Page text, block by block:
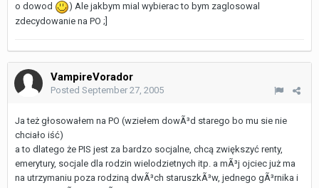
o dowod
) Ale jakbym mial wybierac to bym zaglosowal
zdecydowanie na PO ;]
VampireVorador
Posted September 27, 2005
Ja też głosowałem na PO (wziełem dowÃ³d starego bo mu sie nie
chciało iść)
a to dlatego że PIS jest za bardzo socjalne, chcą zwiększyć renty,
emerytury, socjale dla rodzin wielodzietnych itp. a mÃ³j ojciec już ma
na utrzymaniu poza rodziną dwÃ³ch staruszkÃ³w, jednego gÃ³rnika i